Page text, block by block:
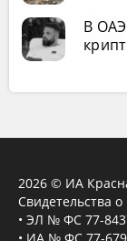
В
2026 © ИА
Свидетельства
• ЭЛ № ФС 77-